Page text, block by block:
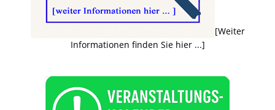
[Weiter
Informationen finden Sie hier ...]